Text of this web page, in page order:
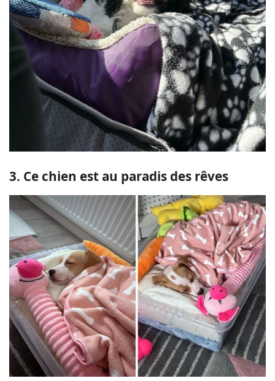
3. Ce chien est au paradis des rêves